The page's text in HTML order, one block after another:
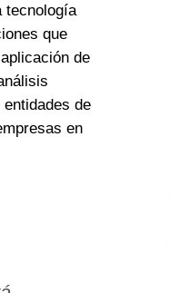
tecnología
que
de
de
en